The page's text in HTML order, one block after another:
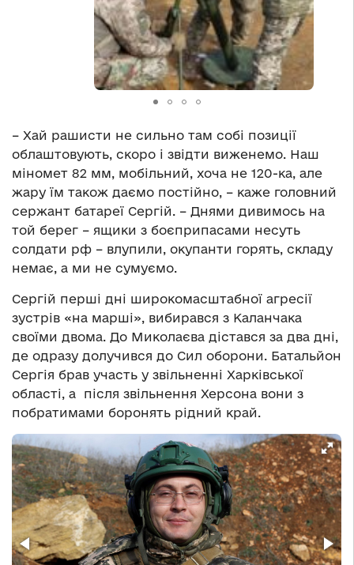
– Хай рашисти не сильно там собі позиції
облаштовують, скоро і звідти виженемо. Наш
міномет 82 мм, мобільний, хоча не 120-ка, але
жару їм також даємо постійно, – каже головний
сержант батареї Сергій. – Днями дивимось на
той берег – ящики з боєприпасами несуть
солдати рф – влупили, окупанти горять, складу
немає, а ми не сумуємо.
Сергій перші дні широкомасштабної агресії
зустрів «на марші», вибирався з Каланчака
своїми двома. До Миколаєва дістався за два дні,
де одразу долучився до Сил оборони. Батальйон
Сергія брав участь у звільненні Харківської
області, а після звільнення Херсона вони з
побратимами боронять рідний край.